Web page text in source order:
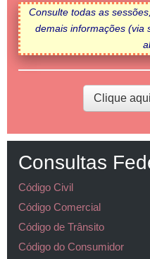
Consulte todas as
demais informações (via
Clique
Consultas
Código Civil
Código Comercial
Código de Trânsito
Código do Consumidor